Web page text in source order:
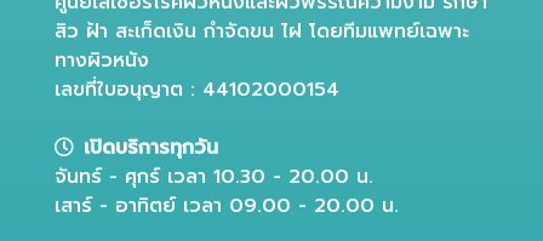
สิว ฝ้า สะเก็ดเงิน กำจัดขน ไฝ โดยทีมแพทย์เฉพาะ
ทางผิวหนัง
เลขที่ใบอนุญาต : 44102000154
เปิดบริการทุกวัน
จันทร์ - ศุกร์ เวลา 10.30 - 20.00 น.
เสาร์ - อาทิตย์ เวลา 09.00 - 20.00 น.